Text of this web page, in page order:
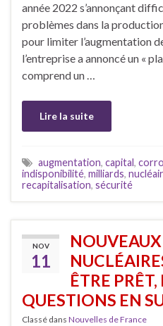
année 2022 s’annonçant
problèmes dans la
pour limiter l’augmentation
l’entreprise a annoncé un «
comprend un …
Lire la suite
augmentation, capital,
indisponibilité, milliards,
recapitalisation, sécurité
NOV
11
ÊTRE
QUESTIONS EN
Classé dans Nouvelles de France